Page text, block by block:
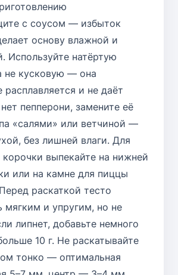
с соусом — избыток
основу влажной и
Используйте натёртую
не кусковую — она
расплавляется и не даёт
пепперони, замените её
«салями» или ветчиной —
без лишней влаги. Для
выпекайте на нижней
или на камне для пиццы
раскаткой тесто
мягким и упругим, но не
липнет, добавьте немного
10 г. Не раскатывайте
тонко — оптимальная